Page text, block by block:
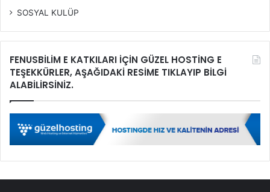
SOSYAL KULÜP
FENUSBİLİM E KATKILARI İÇİN GÜZEL HOSTİNG E
TEŞEKKÜRLER, AŞAĞIDAKİ RESİME TIKLAYIP BİLGİ
ALABİLİRSİNİZ.